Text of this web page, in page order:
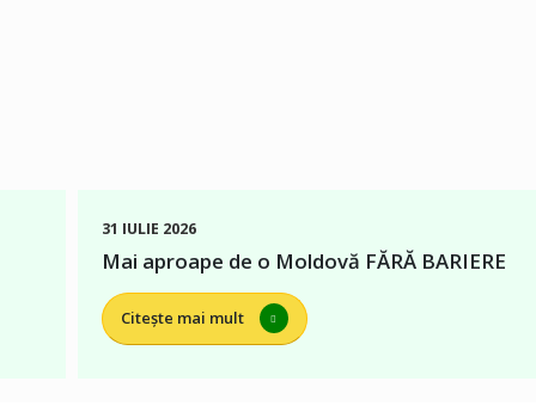
31 IULIE 2026
Mai aproape de o Moldovă FĂRĂ BARIERE
Citește mai mult